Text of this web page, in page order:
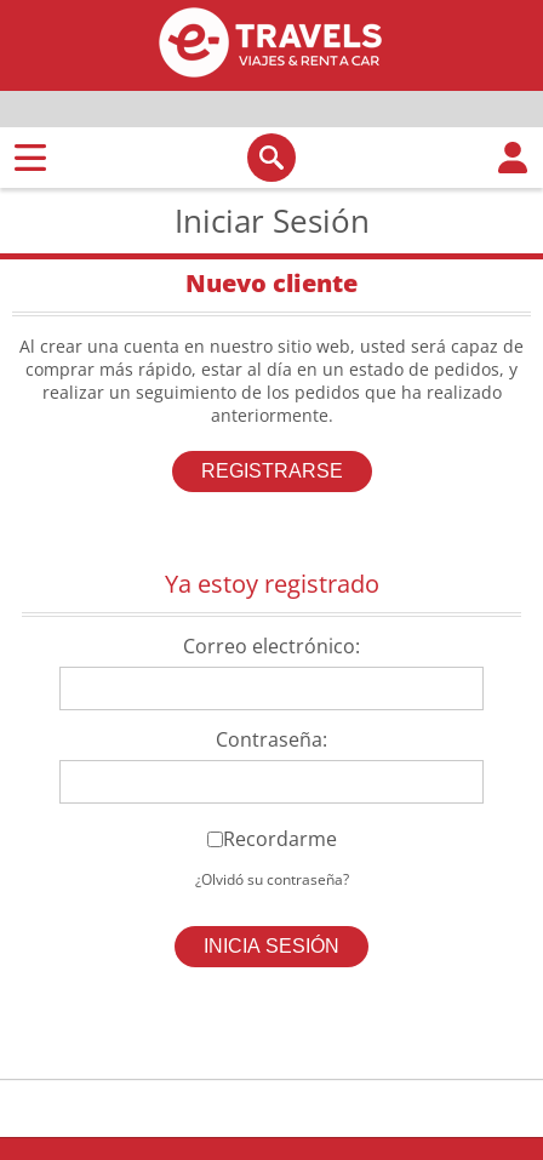
Iniciar Sesión
Nuevo cliente
Al crear una cuenta en nuestro sitio web, usted será capaz de
comprar más rápido, estar al día en un estado de pedidos, y
realizar un seguimiento de los pedidos que ha realizado
anteriormente.
Ya estoy registrado
Correo electrónico:
Contraseña:
Recordarme
¿Olvidó su contraseña?